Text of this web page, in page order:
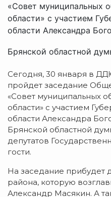
«Совет муниципальных
области» с участием
области Александра
Брянской областной
Сегодня, 30 января в
пройдет заседание
«Совет муниципальных
области» с участием
области Александра
Брянской областной
депутатов
гости.
На заседание прибудет
района, которую
Александр Масякин. А